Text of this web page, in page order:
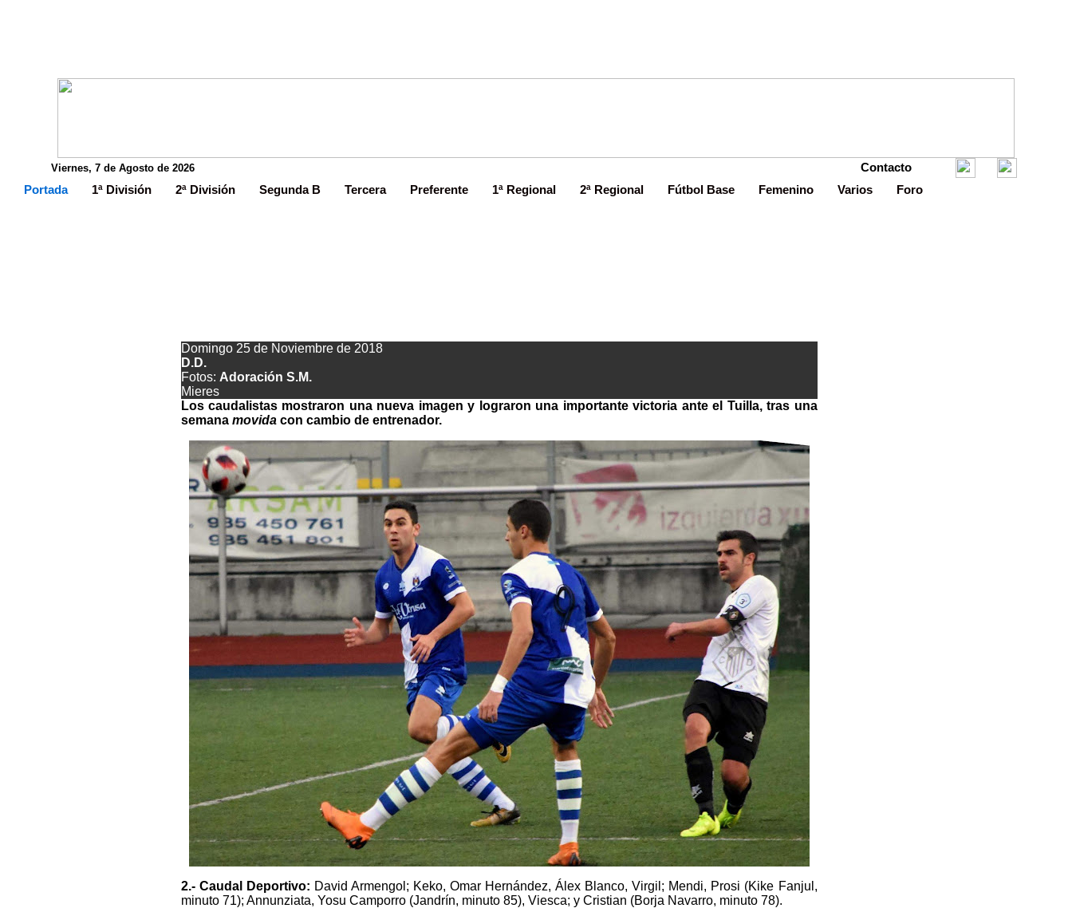
Viernes, 7 de Agosto de 2026 Contacto
Portada 1ª División 2ª División Segunda B Tercera Preferente 1ª Regional 2ª Regional Fútbol Base Femenino Varios Foro
Domingo 25 de Noviembre de 2018
D.D.
Fotos: Adoración S.M.
Mieres
Los caudalistas mostraron una nueva imagen y lograron una importante victoria ante el Tuilla, tras una
semana movida con cambio de entrenador.
2.- Caudal Deportivo: David Armengol; Keko, Omar Hernández, Álex Blanco, Virgil; Mendi, Prosi (Kike Fanjul,
minuto 71); Annunziata, Yosu Camporro (Jandrín, minuto 85), Viesca; y Cristian (Borja Navarro, minuto 78).